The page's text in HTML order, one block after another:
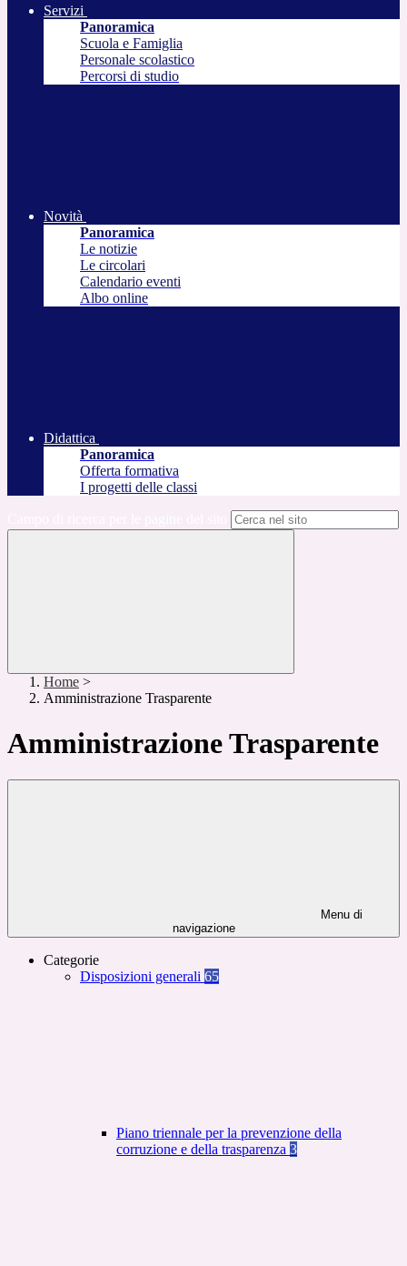
Servizi
Panoramica
Scuola e Famiglia
Personale scolastico
Percorsi di studio
Novità
Panoramica
Le notizie
Le circolari
Calendario eventi
Albo online
Didattica
Panoramica
Offerta formativa
I progetti delle classi
Home >
Amministrazione Trasparente
Amministrazione Trasparente
Menu di
navigazione
Categorie
Disposizioni generali 65
Piano triennale per la prevenzione della
corruzione e della trasparenza 3